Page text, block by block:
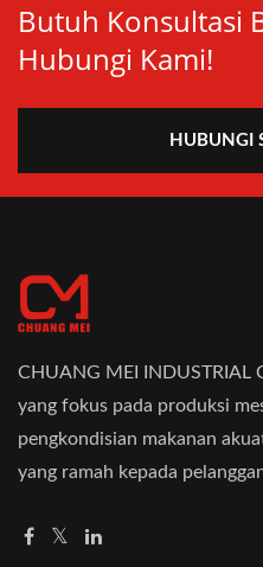
Butuh Konsultasi
Hubungi Kami!
HUBUNGI
CHUANG MEI INDUSTRIAL
yang fokus pada produksi
pengkondisian makanan
yang ramah kepada